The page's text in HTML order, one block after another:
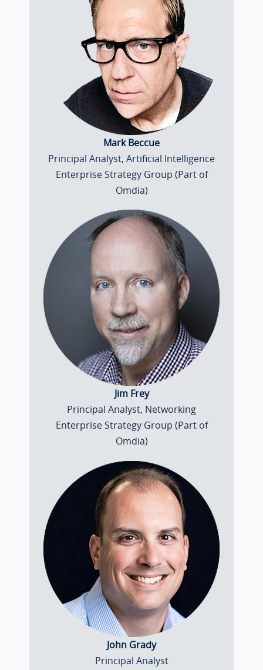
Mark Beccue
Principal Analyst, Artificial Intelligence
Enterprise Strategy Group (Part of
Omdia)
Jim Frey
Principal Analyst, Networking
Enterprise Strategy Group (Part of
Omdia)
John Grady
Principal Analyst